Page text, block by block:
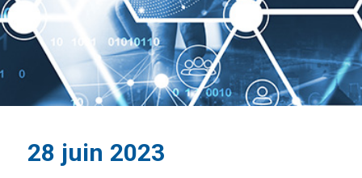
28 juin 2023